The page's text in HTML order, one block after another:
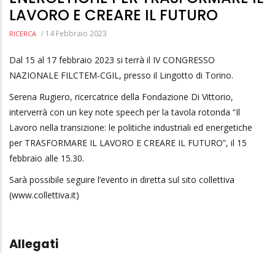
LAVORO E CREARE IL FUTURO
RICERCA / 14 Febbraio 2023
Dal 15 al 17 febbraio 2023 si terrà il IV CONGRESSO
NAZIONALE FILCTEM-CGIL, presso il Lingotto di Torino.
Serena Rugiero, ricercatrice della Fondazione Di Vittorio,
interverrà con un key note speech per la tavola rotonda “Il
Lavoro nella transizione: le politiche industriali ed energetiche
per TRASFORMARE IL LAVORO E CREARE IL FUTURO”, il 15
febbraio alle 15.30.
Sarà possibile seguire l’evento in diretta sul sito collettiva
(www.collettiva.it)
Allegati